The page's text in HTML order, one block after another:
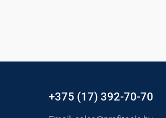
+375 (17) 392-70-70